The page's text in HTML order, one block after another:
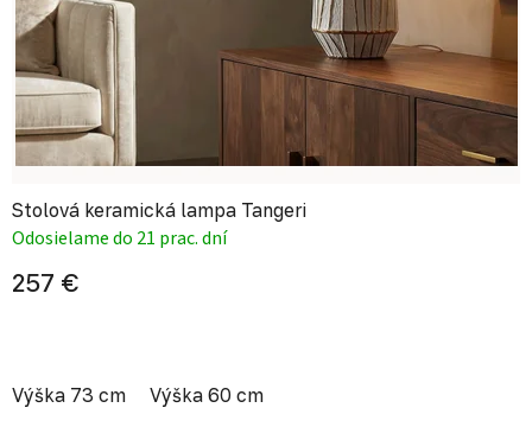
Stolová keramická lampa Tangeri
Odosielame do 21 prac. dní
257 €
Výška 73 cm Výška 60 cm